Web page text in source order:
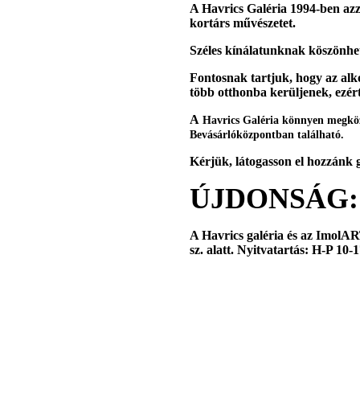
A Havrics Galéria 1994-ben
kortárs művészetet.
Széles kínálatunknak
Fontosnak tartjuk, hogy az
több otthonba kerüljenek,
A Havrics Galéria könnyen
Bevásárlóközpontban található.
Kérjük, látogasson el hozzánk
ÚJDONSÁG:
A Havrics galéria és az
sz. alatt. Nyitvatartás: H-P 10-